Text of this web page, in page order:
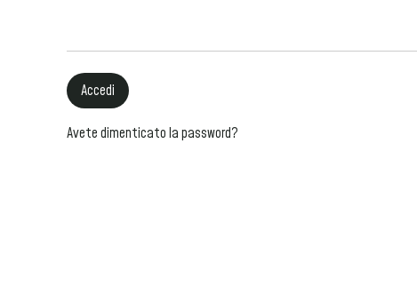
Accedi
Avete dimenticato la password?